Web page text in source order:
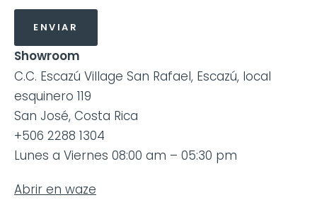
Showroom
C.C. Escazú Village San Rafael, Escazú, local
esquinero 119
San José, Costa Rica
+506 2288 1304
Lunes a Viernes 08:00 am – 05:30 pm
Abrir en waze